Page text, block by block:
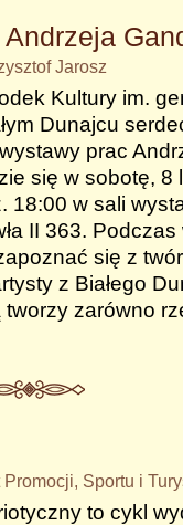
Jarosz
Kultury im.
Dunajcu
prac
się w sobotę, 8
18:00 w sali
II 363.
się z
z Białego
zarówno
Sportu i
to cykl